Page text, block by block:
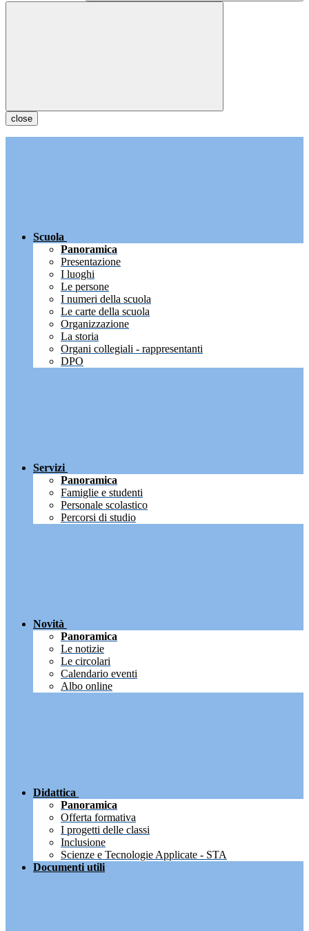
close
Scuola
Panoramica
Presentazione
I luoghi
Le persone
I numeri della scuola
Le carte della scuola
Organizzazione
La storia
Organi collegiali - rappresentanti
DPO
Servizi
Panoramica
Famiglie e studenti
Personale scolastico
Percorsi di studio
Novità
Panoramica
Le notizie
Le circolari
Calendario eventi
Albo online
Didattica
Panoramica
Offerta formativa
I progetti delle classi
Inclusione
Scienze e Tecnologie Applicate - STA
Documenti utili